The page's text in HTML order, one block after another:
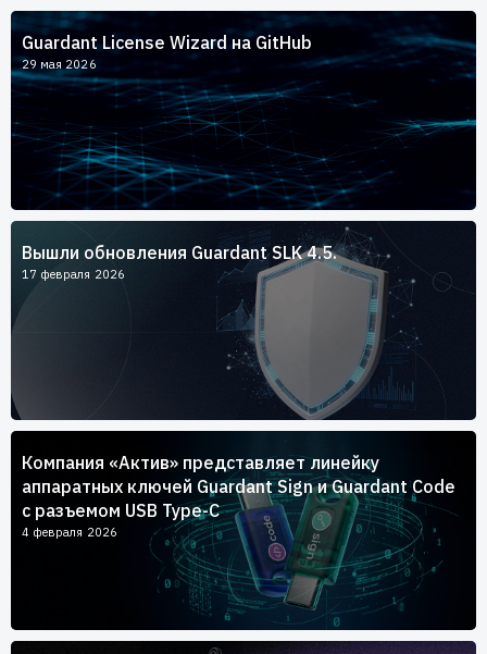
Пресс-центр
Новости
Мероприятия
Экспертиза
Пресс-кит
Пользователям
Техническая поддержка
Guardant License Wizard на GitHub
29 мая 2026
Вышли обновления Guardant SLK 4.5.
17 февраля 2026
Компания «Актив» представляет линейку
аппаратных ключей Guardant Sign и Guardant Code
с разъемом USB Type-C
4 февраля 2026